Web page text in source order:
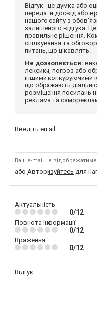
Відгук - це думка або
передати досвід або
нашого сайту з
залишеного відгука.
правильне рішення.
спілкування та
питань, що цікавлять.
Не дозволяється:
лексики, погроз або
іншими конкуруючими
що ображають
розміщення посилань
реклама та
Введіть email:
Ваш e-mail не
або Авторизуйтесь для
Актуальність
0/12
Повнота інформації
0/12
Враження
0/12
Відгук: